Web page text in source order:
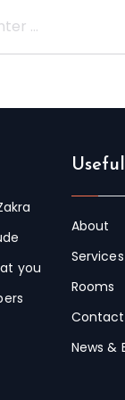
you
About
Services
Rooms
Contact
News &